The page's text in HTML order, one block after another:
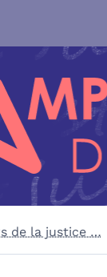
de la justice …